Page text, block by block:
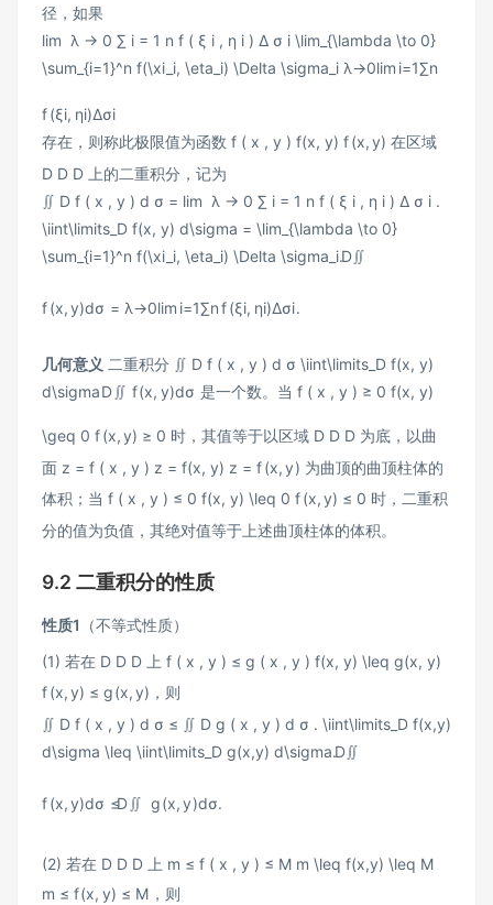
径，如果
lim ⁡ λ → 0 ∑ i = 1 n f ( ξ i , η i ) Δ σ i \lim_{\lambda \to 0}
\sum_{i=1}^n f(\xi_i, \eta_i) \Delta \sigma_i λ→0lim i=1∑n
f(ξi, ηi)Δσi
存在，则称此极限值为函数 f ( x , y ) f(x, y) f(x,y) 在区域
D D D 上的二重积分，记为
∬ D f ( x , y ) d σ = lim ⁡ λ → 0 ∑ i = 1 n f ( ξ i , η i ) Δ σ i .
\iint\limits_D f(x, y) d\sigma = \lim_{\lambda \to 0}
\sum_{i=1}^n f(\xi_i, \eta_i) \Delta \sigma_i.D∬
f(x,y)dσ = λ→0lim i=1∑nf(ξi, ηi)Δσi.
几何意义 二重积分 ∬ D f ( x , y ) d σ \iint\limits_D f(x, y)
d\sigmaD ∬ f(x, y)dσ 是一个数。当 f ( x , y ) ≥ 0 f(x, y)
\geq 0 f(x,y) ≥ 0 时，其值等于以区域 D D D 为底，以曲
面 z = f ( x , y ) z = f(x, y) z = f(x,y) 为曲顶的曲顶柱体的
体积；当 f ( x , y ) ≤ 0 f(x, y) \leq 0 f(x,y) ≤ 0 时，二重积
分的值为负值，其绝对值等于上述曲顶柱体的体积。
9.2 二重积分的性质
性质1
（不等式性质）
(1) 若在 D D D 上f ( x , y ) ≤ g ( x , y ) f(x, y) \leq g(x, y)
f(x,y) ≤ g(x,y) ，则
∬ D f ( x , y ) d σ ≤ ∬ D g ( x , y ) d σ . \iint\limits_D f(x,y)
d\sigma \leq \iint\limits_D g(x,y) d\sigma.D∬
f(x,y)dσ ≤D ∬ g(x,y)dσ.
(2) 若在 D D D 上 m ≤ f ( x , y ) ≤ M m \leq f(x,y) \leq M
m ≤ f(x, y) ≤ M ，则